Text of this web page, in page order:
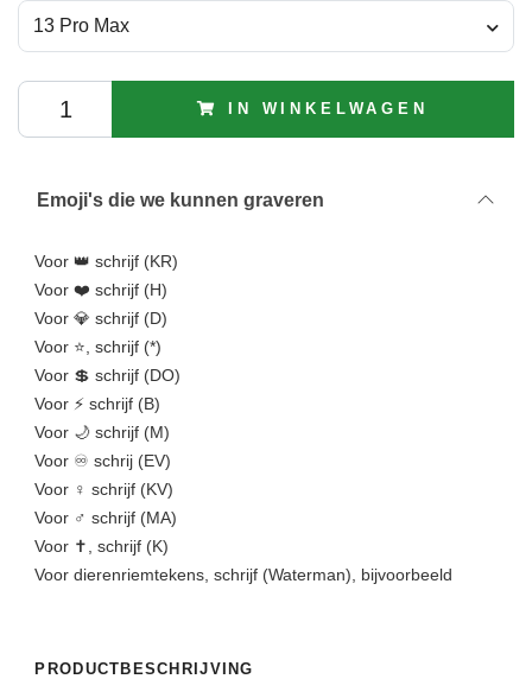
13 Pro Max
IN WINKELWAGEN
Emoji's die we kunnen graveren
Voor 👑 schrijf (KR)
Voor ❤️ schrijf (H)
Voor 💎 schrijf (D)
Voor ⭐, schrijf (*)
Voor 💲 schrijf (DO)
Voor ⚡ schrijf (B)
Voor 🌙 schrijf (M)
Voor ♾️ schrij (EV)
Voor ♀️ schrijf (KV)
Voor ♂️️ schrijf (MA)
Voor ✝, schrijf (K)
Voor dierenriemtekens, schrijf (Waterman), bijvoorbeeld
PRODUCTBESCHRIJVING